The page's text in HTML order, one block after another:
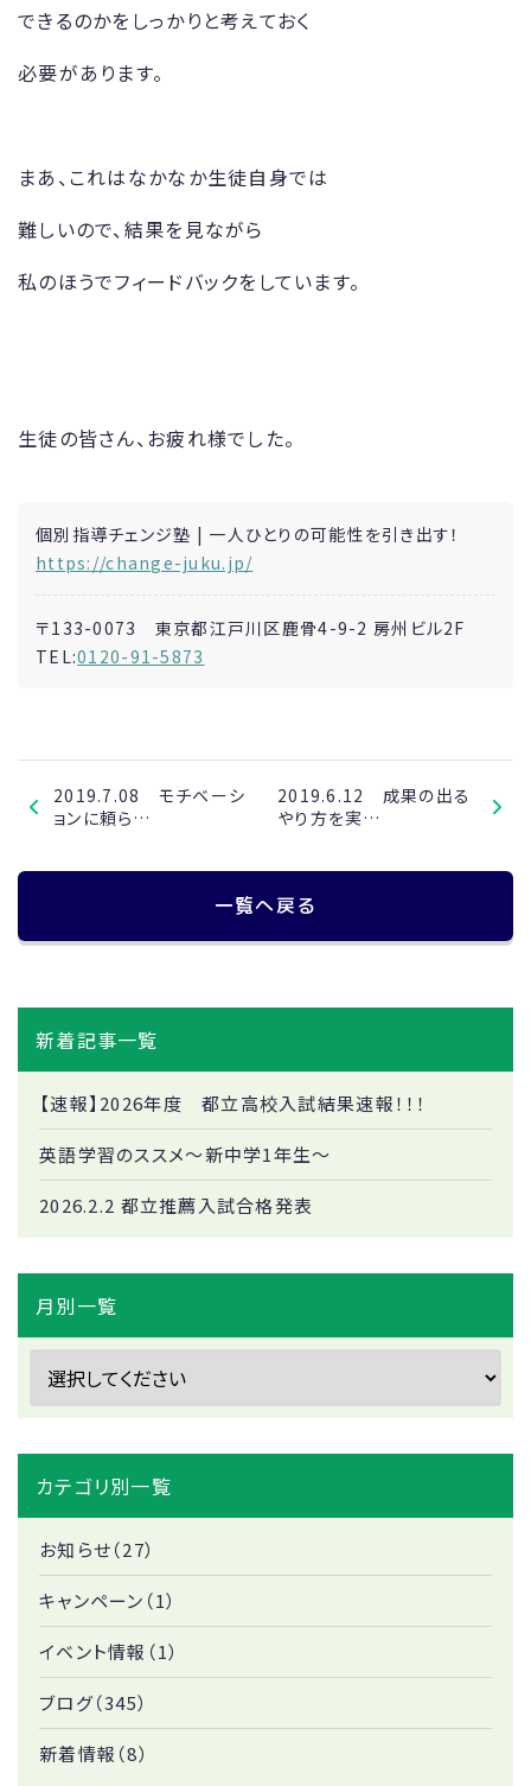
できるのかをしっかりと考えておく
必要があります。
まあ、これはなかなか生徒自身では
難しいので、結果を見ながら
私のほうでフィードバックをしています。
生徒の皆さん、お疲れ様でした。
個別指導チェンジ塾 | 一人ひとりの可能性を引き出す！
https://change-juku.jp/
〒133-0073 東京都江戸川区鹿骨4-9-2 房州ビル2F
TEL:0120-91-5873
2019.7.08 モチベーシ
ョンに頼ら…
2019.6.12 成果の出る
やり方を実…
一覧へ戻る
新着記事一覧
【速報】2026年度 都立高校入試結果速報！！！
英語学習のススメ～新中学1年生～
2026.2.2 都立推薦入試合格発表
月別一覧
カテゴリ別一覧
お知らせ（27）
キャンペーン（1）
イベント情報（1）
ブログ（345）
新着情報（8）